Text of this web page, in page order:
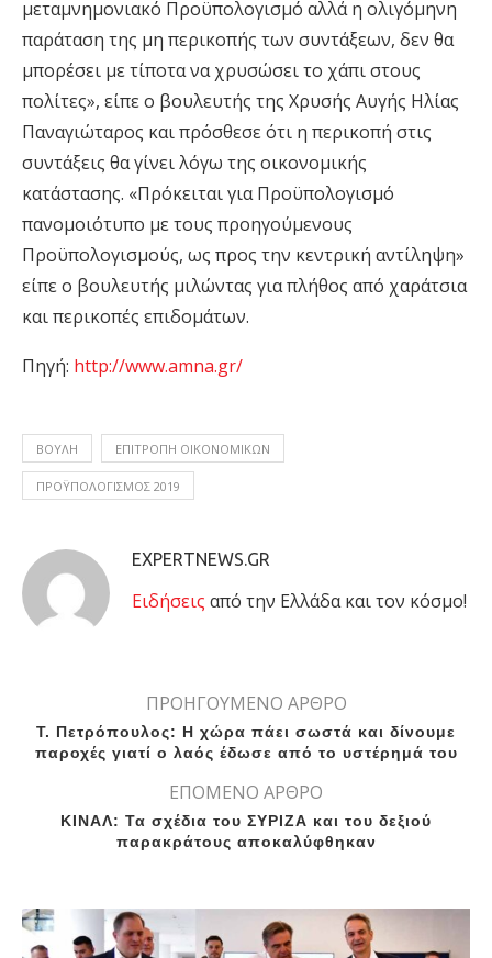
μεταμνημονιακό Προϋπολογισμό αλλά η ολιγόμηνη
παράταση της μη περικοπής των συντάξεων, δεν θα
μπορέσει με τίποτα να χρυσώσει το χάπι στους
πολίτες», είπε ο βουλευτής της Χρυσής Αυγής Ηλίας
Παναγιώταρος και πρόσθεσε ότι η περικοπή στις
συντάξεις θα γίνει λόγω της οικονομικής
κατάστασης. «Πρόκειται για Προϋπολογισμό
πανομοιότυπο με τους προηγούμενους
Προϋπολογισμούς, ως προς την κεντρική αντίληψη»
είπε ο βουλευτής μιλώντας για πλήθος από χαράτσια
και περικοπές επιδομάτων.
Πηγή: http://www.amna.gr/
ΒΟΥΛΗ ΕΠΙΤΡΟΠΗ ΟΙΚΟΝΟΜΙΚΩΝ
ΠΡΟΫΠΟΛΟΓΙΣΜΟΣ 2019
EXPERTNEWS.GR
Eιδήσεις από την Ελλάδα και τον κόσμο!
ΠΡΟΗΓΟΥΜΕΝΟ ΑΡΘΡΟ
Τ. Πετρόπουλος: Η χώρα πάει σωστά και δίνουμε
παροχές γιατί ο λαός έδωσε από το υστέρημά του
ΕΠΟΜΕΝΟ ΑΡΘΡΟ
ΚΙΝΑΛ: Τα σχέδια του ΣΥΡΙΖΑ και του δεξιού
παρακράτους αποκαλύφθηκαν